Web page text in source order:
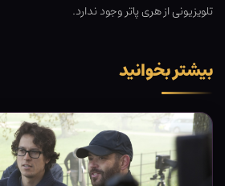
تلویزیونی از هری پاتر وجود ندارد.
بیشتر بخوانید